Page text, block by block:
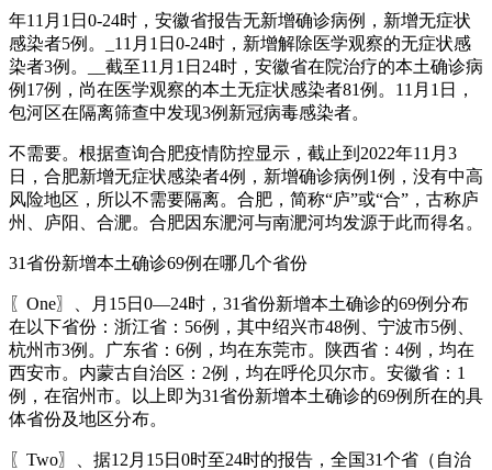
年11月1日0-24时，安徽省报告无新增确诊病例，新增无症状
感染者5例。_11月1日0-24时，新增解除医学观察的无症状感
染者3例。__截至11月1日24时，安徽省在院治疗的本土确诊病
例17例，尚在医学观察的本土无症状感染者81例。11月1日，
包河区在隔离筛查中发现3例新冠病毒感染者。
不需要。根据查询合肥疫情防控显示，截止到2022年11月3
日，合肥新增无症状感染者4例，新增确诊病例1例，没有中高
风险地区，所以不需要隔离。合肥，简称“庐”或“合”，古称庐
州、庐阳、合淝。合肥因东淝河与南淝河均发源于此而得名。
31省份新增本土确诊69例在哪几个省份
〖One〗、月15日0—24时，31省份新增本土确诊的69例分布
在以下省份：浙江省：56例，其中绍兴市48例、宁波市5例、
杭州市3例。广东省：6例，均在东莞市。陕西省：4例，均在
西安市。内蒙古自治区：2例，均在呼伦贝尔市。安徽省：1
例，在宿州市。以上即为31省份新增本土确诊的69例所在的具
体省份及地区分布。
〖Two〗、据12月15日0时至24时的报告，全国31个省（自治